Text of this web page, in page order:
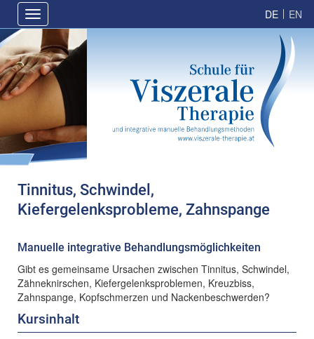
Direkt
zum
Inhalt
Hauptnavigation
Toggle
navigation
Tinnitus, Schwindel,
Kiefergelenksprobleme, Zahnspange
Manuelle integrative Behandlungsmöglichkeiten
Gibt es gemeinsame Ursachen zwischen Tinnitus, Schwindel,
Zähneknirschen, Kiefergelenksproblemen, Kreuzbiss,
Zahnspange, Kopfschmerzen und Nackenbeschwerden?
Kursinhalt